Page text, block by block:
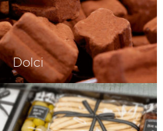
Dolci
was die italienische
– La dolce vita
eben.